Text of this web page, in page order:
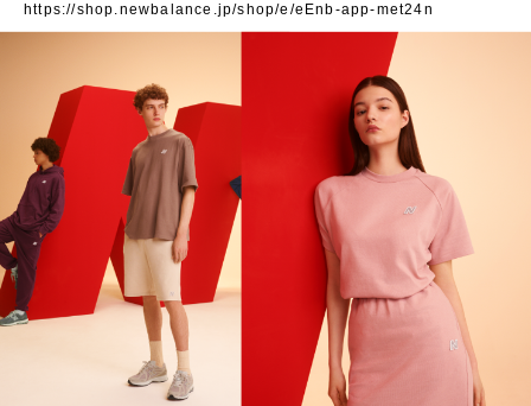
https://shop.newbalance.jp/shop/e/eEnb-app-met24n